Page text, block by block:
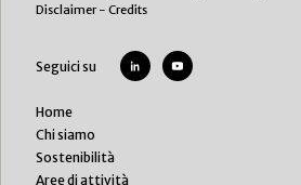
Disclaimer- Credits
Seguici su
Home
Chi siamo
Sostenibilità
Aree di attività